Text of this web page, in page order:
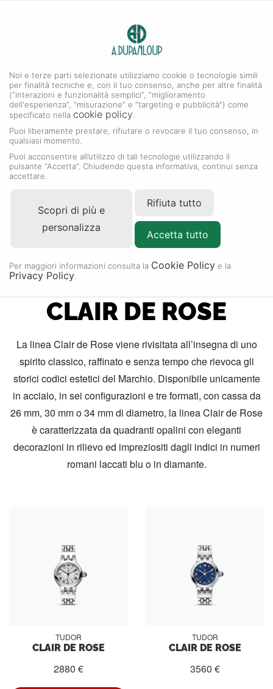
RIVENDITORE AUTORIZZATO
COLLEZIONE TUDOR
CLAIR DE ROSE
La linea Clair de Rose viene rivisitata all’insegna di uno
spirito classico, raffinato e senza tempo che rievoca gli
storici codici estetici del Marchio. Disponibile unicamente
in acciaio, in sei configurazioni e tre formati, con cassa da
26 mm, 30 mm o 34 mm di diametro, la linea Clair de Rose
è caratterizzata da quadranti opalini con eleganti
decorazioni in rilievo ed impreziositi dagli indici in numeri
romani laccati blu o in diamante.
TUDOR
CLAIR DE ROSE
2880 €
TUDOR
CLAIR DE ROSE
3560 €
Noi e terze parti selezionate utilizziamo cookie o tecnologie simili
per finalità tecniche e, con il tuo consenso, anche per altre finalità
(“interazioni e funzionalità semplici”, “miglioramento
dell'esperienza”, “misurazione” e “targeting e pubblicità”) come
specificato nella cookie policy
Puoi liberamente prestare, rifiutare o revocare il tuo consenso, in
qualsiasi momento.
Puoi acconsentire all’utilizzo di tali tecnologie utilizzando il
pulsante “Accetta”. Chiudendo questa informativa, continui senza
accettare.
Scopri di più e
personalizza
Rifiuta tutto
Accetta tutto
Per maggiori informazioni consulta la Cookie Policy e la
Privacy Policy